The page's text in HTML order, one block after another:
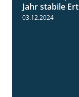
Jahr stabile
03.12.2024